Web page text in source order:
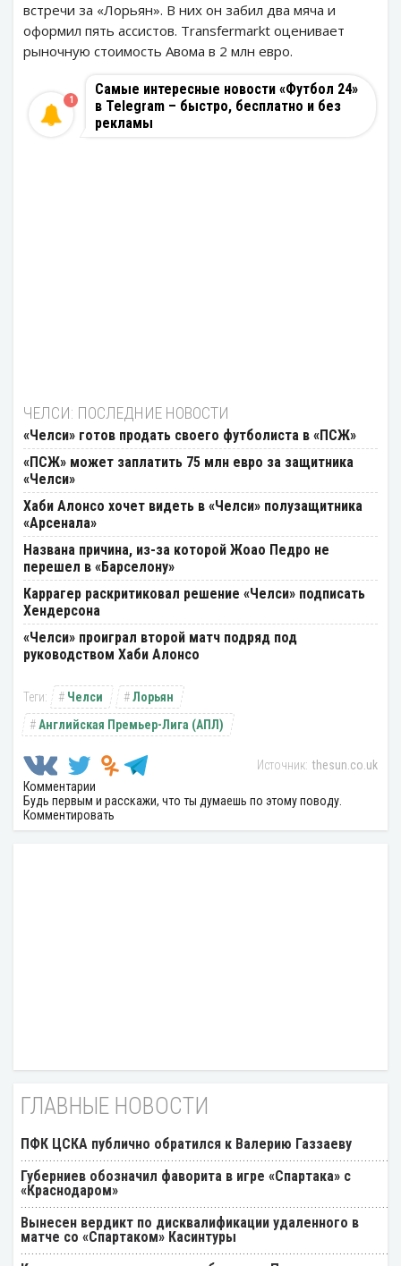
встречи за «Лорьян». В них он забил два мяча и
оформил пять ассистов. Transfermarkt оценивает
рыночную стоимость Авома в 2 млн евро.
Самые интересные новости «Футбол 24»
в Telegram – быстро, бесплатно и без
рекламы
1
ЧЕЛСИ: ПОСЛЕДНИЕ НОВОСТИ
«Челси» готов продать своего футболиста в «ПСЖ»
«ПСЖ» может заплатить 75 млн евро за защитника
«Челси»
Хаби Алонсо хочет видеть в «Челси» полузащитника
«Арсенала»
Названа причина, из-за которой Жоао Педро не
перешел в «Барселону»
Каррагер раскритиковал решение «Челси» подписать
Хендерсона
«Челси» проиграл второй матч подряд под
руководством Хаби Алонсо
Челси
Лорьян
Английская Премьер-Лига (АПЛ)
thesun.co.uk
Комментарии
Будь первым и расскажи, что ты думаешь по этому поводу.
Комментировать
ГЛАВНЫЕ НОВОСТИ
ПФК ЦСКА публично обратился к Валерию Газзаеву
Губерниев обозначил фаворита в игре «Спартака» с
«Краснодаром»
Вынесен вердикт по дисквалификации удаленного в
матче со «Спартаком» Касинтуры